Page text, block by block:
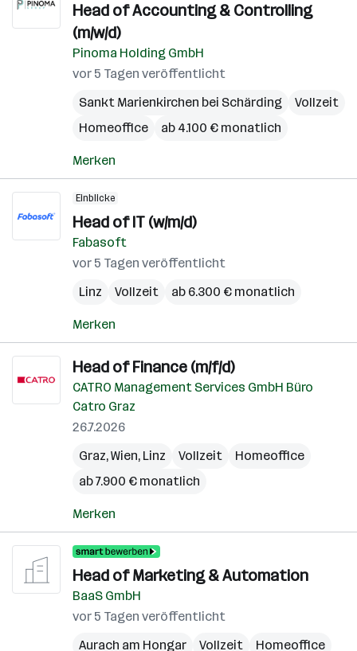
Head of Accounting & Controlling
(m/w/d)
Pinoma Holding GmbH
vor 5 Tagen veröffentlicht
Sankt Marienkirchen bei Schärding
Vollzeit
Homeoffice
ab 4.100 € monatlich
Merken
Einblicke
Head of IT (w/m/d)
Fabasoft
vor 5 Tagen veröffentlicht
Linz
Vollzeit ab 6.300 € monatlich
Merken
Head of Finance (m/f/d)
CATRO Management Services GmbH Büro
Catro Graz
26.7.2026
Graz,Wien, Linz Vollzeit
Homeoffice
ab 7.900 € monatlich
Merken
Head of Marketing & Automation
BaaS GmbH
vor 5 Tagen veröffentlicht
Aurach am Hongar
Vollzeit Homeoffice